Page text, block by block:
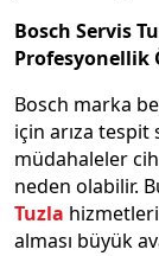
Bosch Servis
Profesyonellik
Bosch marka
için arıza tespit
müdahaleler
neden olabilir.
Tuzla
alması büyük